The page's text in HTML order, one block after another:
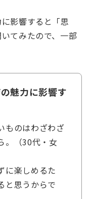
影響すると「思
てみたので、一部
魅力に影響す
ものはわざわざ
。（30代・女
に楽しめるた
と思うからで